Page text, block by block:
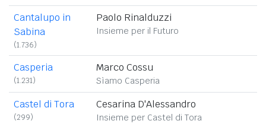
Cantalupo in
Sabina
(1.736)
Paolo Rinalduzzi
Insieme per il Futuro
Casperia
(1.231)
Marco Cossu
Sìamo Casperia
Castel di Tora
(299)
Cesarina D'Alessandro
Insieme per Castel di Tora